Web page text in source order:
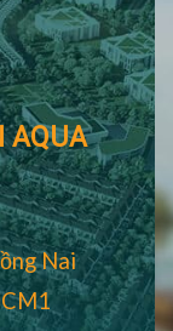
AQUA
Nai